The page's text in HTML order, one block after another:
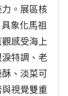
。展區核
象化馬祖
感受海上
特調、老
、淡菜可
視覺雙重